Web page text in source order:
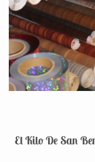
El Kilo De San